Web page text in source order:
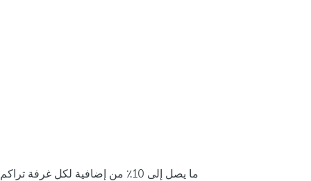
ما يصل إلى 10٪ من إضافية لكل غرفة تراكم